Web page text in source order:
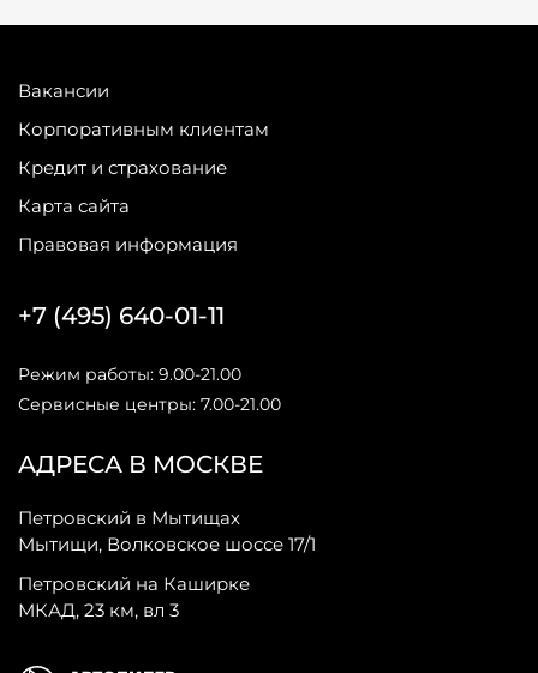
Вакансии
Корпоративным клиентам
Кредит и страхование
Карта сайта
Правовая информация
АДРЕСА В МОСКВЕ
Петровский в Мытищах
Мытищи, Волковское шоссе 17/1
Петровский на Каширке
МКАД, 23 км, вл 3
+7 (495) 640-01-11
Режим работы: 9.00-21.00
Сервисные центры: 7.00-21.00